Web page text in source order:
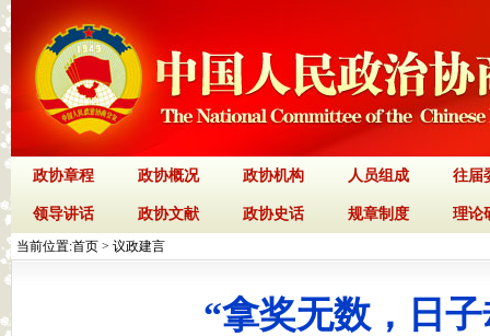
政协章程 政协概况 政协机构 人员组成 往届
领导讲话 政协文献 政协史话 规章制度 理论
当前位置:首页 > 议政建言
“拿奖无数，日